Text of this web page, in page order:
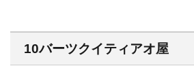
10バーツクイティアオ屋